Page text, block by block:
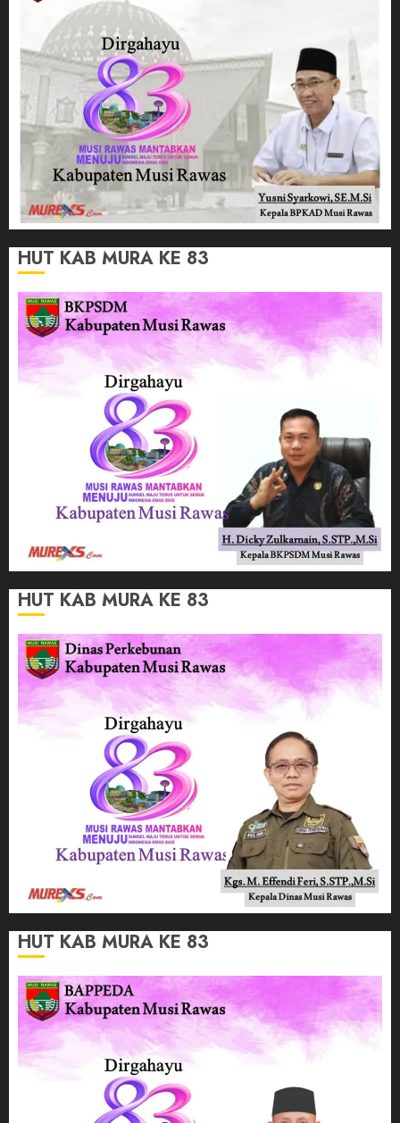
HUT KAB MURA KE 83
HUT KAB MURA KE 83
HUT KAB MURA KE 83